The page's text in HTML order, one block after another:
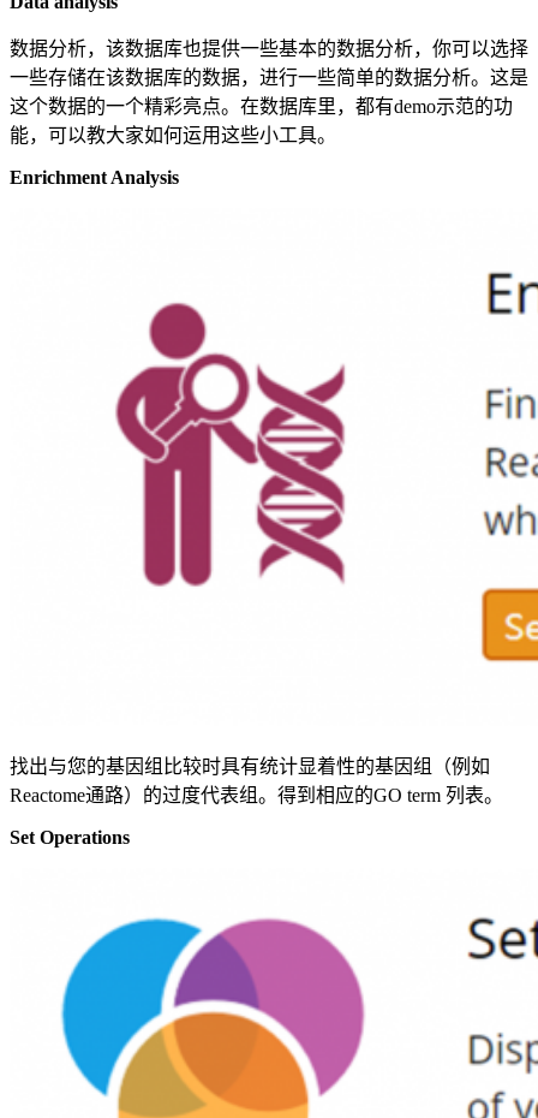
数据分析，该数据库也提供一些基本的数据分析，你可以选择
一些存储在该数据库的数据，进行一些简单的数据分析。这是
这个数据的一个精彩亮点。在数据库里，都有demo示范的功
能，可以教大家如何运用这些小工具。
Enrichment Analysis
找出与您的基因组比较时具有统计显着性的基因组（例如
Reactome通路）的过度代表组。得到相应的GO term 列表。
Set Operations